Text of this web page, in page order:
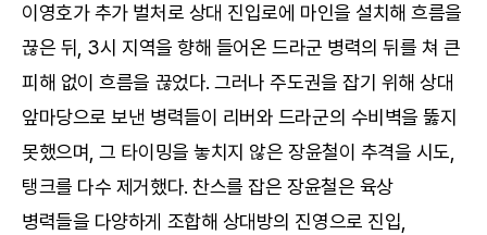
이영호가 추가 벌처로 상대 진입로에 마인을 설치해 흐름을
끊은 뒤, 3시 지역을 향해 들어온 드라군 병력의 뒤를 쳐 큰
피해 없이 흐름을 끊었다. 그러나 주도권을 잡기 위해 상대
앞마당으로 보낸 병력들이 리버와 드라군의 수비벽을 뚫지
못했으며, 그 타이밍을 놓치지 않은 장윤철이 추격을 시도,
탱크를 다수 제거했다. 찬스를 잡은 장윤철은 육상
병력들을 다양하게 조합해 상대방의 진영으로 진입,